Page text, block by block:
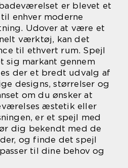
er blevet et
enhver moderne
Udover at være et
værktøj, kan det
til ethvert rum. Spejl
sig markant gennem
der et bredt udvalg af
designs, størrelser og
om du ønsker at
æstetik eller
er et spejl med
dig bekendt med de
og finde det spejl
til dine behov og